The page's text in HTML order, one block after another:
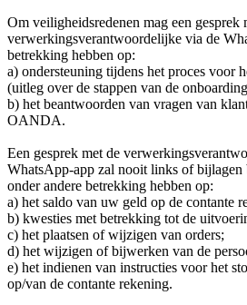
Om veiligheidsredenen mag een gesprek
verwerkingsverantwoordelijke via de
betrekking hebben op:
a) ondersteuning tijdens het proces voor
(uitleg over de stappen van de
b) het beantwoorden van vragen van
OANDA.
Een gesprek met de
WhatsApp-app zal nooit links of bijlagen
onder andere betrekking hebben op:
a) het saldo van uw geld op de contante
b) kwesties met betrekking tot de
c) het plaatsen of wijzigen van orders;
d) het wijzigen of bijwerken van de
e) het indienen van instructies voor het
op/van de contante rekening.